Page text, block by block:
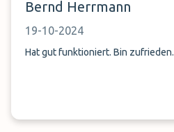
Bernd Herrmann
19-10-2024
Hat gut funktioniert. Bin zufrieden.